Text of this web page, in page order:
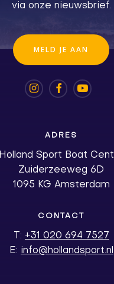
via onze nieuwsbrief.
MELD JE AAN
ADRES
Holland Sport Boat
Zuiderzeeweg 6D
1095 KG Amsterdam
CONTACT
T: +31 020 694 7527
E: info@hollandsport.nl